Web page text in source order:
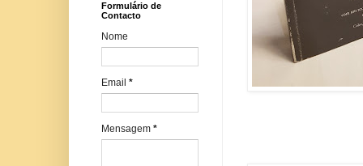
Formulário de
Contacto
Nome
Email *
Mensagem *